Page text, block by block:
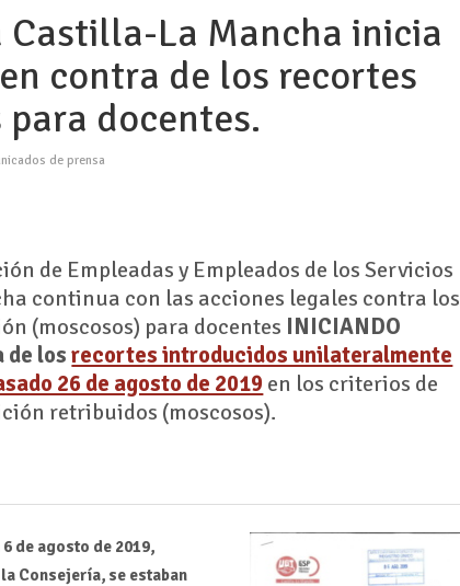
Castilla-La Mancha inicia
contra de los recortes
docentes.
de prensa
de Empleadas y Empleados de los Servicios
continua con las acciones legales contra los
(moscosos) para docentes INICIANDO
de losrecortes introducidos unilateralmente
26 de agosto de 2019 en los criterios de
retribuidos (moscosos).
de agosto de 2019,
Consejería, se estaban